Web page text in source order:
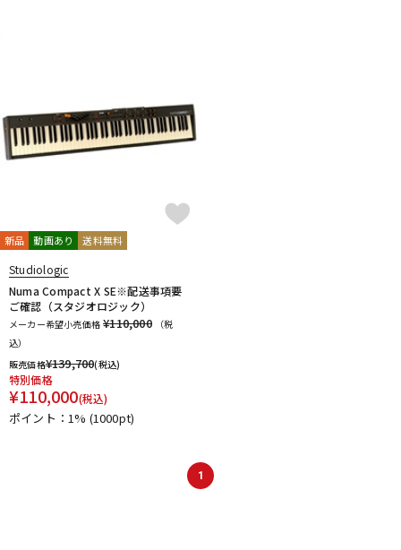
新品 動画あり 送料無料
Studiologic
Numa Compact X SE※配送事項要
ご確認（スタジオロジック）
メーカー希望小売価格 ¥110,000
（税
込）
販売価格¥139,700(税込)
特別価格
¥110,000(税込)
ポイント：1% (1000pt)
1